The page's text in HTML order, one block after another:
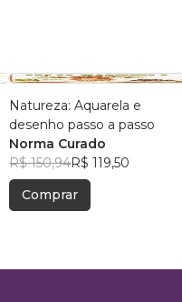
Natureza: Aquarela e
desenho passo a passo
Norma Curado
R$ 150,94R$ 119,50
Comprar